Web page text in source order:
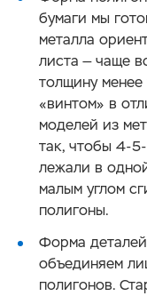
бумаги мы
металла
листа — чаще
толщину менее
«винтом» в
моделей из
так, чтобы 4-
лежали в
малым углом
полигоны.
Форма
объединяем
полигонов.